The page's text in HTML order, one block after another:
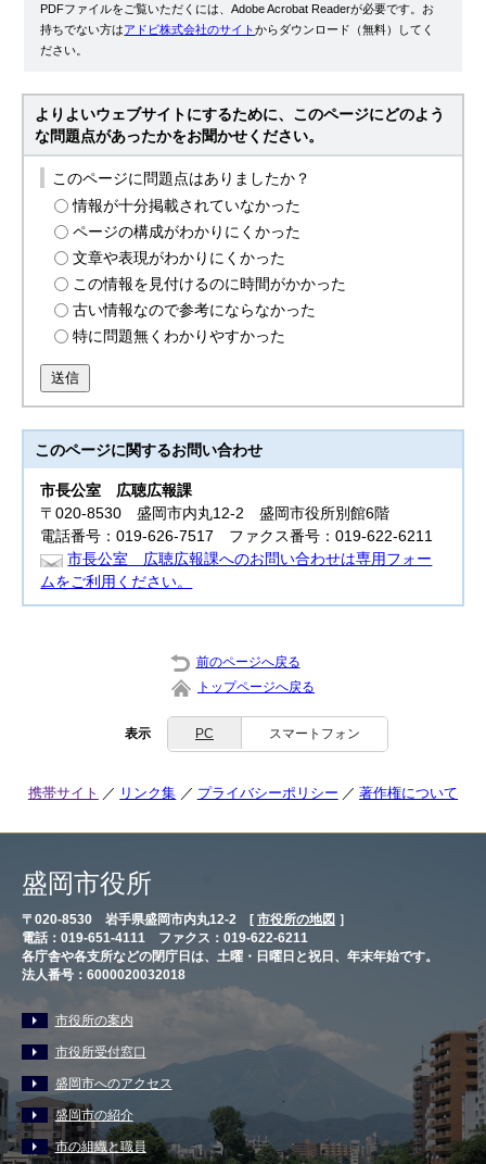
PDFファイルをご覧いただくには、Adobe Acrobat Readerが必要です。お
持ちでない方はアドビ株式会社のサイトからダウンロード（無料）してく
ださい。
よりよいウェブサイトにするために、このページにどのよう
な問題点があったかをお聞かせください。
このページに問題点はありましたか？
情報が十分掲載されていなかった
ページの構成がわかりにくかった
文章や表現がわかりにくかった
この情報を見付けるのに時間がかかった
古い情報なので参考にならなかった
特に問題無くわかりやすかった
送信
このページに関するお問い合わせ
市長公室 広聴広報課
〒020-8530 盛岡市内丸12-2 盛岡市役所別館6階
電話番号：019-626-7517 ファクス番号：019-622-6211
市長公室 広聴広報課へのお問い合わせは専用フォー
ムをご利用ください。
前のページへ戻る
トップページへ戻る
表示 PC スマートフォン
携帯サイト リンク集 プライバシーポリシー 著作権について
盛岡市役所
〒020-8530 岩手県盛岡市内丸12-2 [ 市役所の地図 ］
電話：019-651-4111 ファクス：019-622-6211
各庁舎や各支所などの閉庁日は、土曜・日曜日と祝日、年末年始です。
法人番号：6000020032018
市役所の案内
市役所受付窓口
盛岡市へのアクセス
盛岡市の紹介
市の組織と職員